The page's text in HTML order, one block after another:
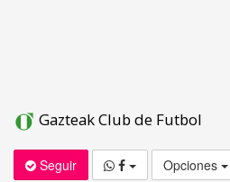
Gazteak Club de Futbol
Seguir Opciones